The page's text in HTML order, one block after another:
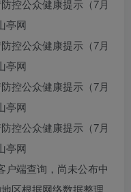
户端查询，尚未公布中
区根据网络数据整理。